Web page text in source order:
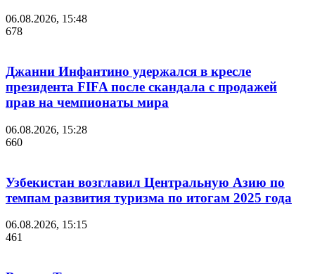
06.08.2026, 15:48
678
Джанни Инфантино удержался в кресле
президента FIFA после скандала с продажей
прав на чемпионаты мира
06.08.2026, 15:28
660
Узбекистан возглавил Центральную Азию по
темпам развития туризма по итогам 2025 года
06.08.2026, 15:15
461